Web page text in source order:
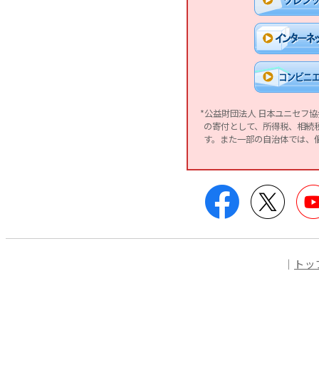
*公益財団法人 日本ユニセフ
の寄付として、所得税、相
す。また一部の自治体では
Facebook Twitter
｜ ト